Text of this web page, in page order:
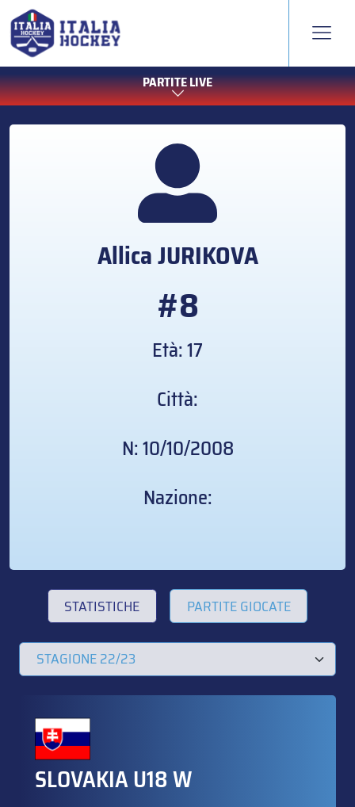
PARTITE LIVE
AllicaJURIKOVA
#8
Età: 17
Città:
N: 10/10/2008
Nazione:
STATISTICHE PARTITE GIOCATE
SLOVAKIA U18 W